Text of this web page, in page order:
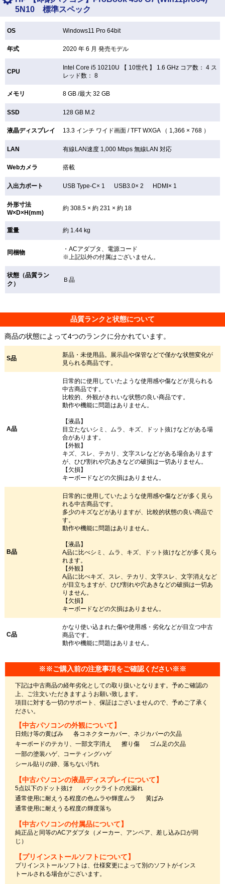
5N10 標準スペック
OS Windows11 Pro 64bit
年式 2020 年 6 月 発売モデル
CPU
Intel Core i5 10210U 【 10世代 】 1.6 GHz コア数： 4 ス
レッド数： 8
メモリ 8 GB /最大 32 GB
SSD 128 GB M.2
液晶ディスプレイ 13.3 インチ ワイド画面 /TFTWXGA （ 1,366 × 768 ）
LAN 有線LAN速度 1,000 Mbps 無線LAN対応
Webカメラ 搭載
入出力ポート USB Type-C× 1 USB3.0× 2 HDMI× 1
外形寸法
W×D×H(mm)
約 308.5 × 約 231 × 約 18
重量 約 1.44 kg
同梱物
・ACアダプタ、電源コード
※上記以外の付属はございません。
状態（品質ラン
ク）
Ｂ品
品質ランクと状態について
商品の状態によって4つのランクに分かれています。
S品
新品・未使用品。展示品や保管などで僅かな状態変化が
見られる商品です。
A品
日常的に使用していたような使用感や傷などが見られる
中古商品です。
比較的、外観がきれいな状態の良い商品です。
動作や機能に問題はありません。
【液晶】
目立たないシミ、ムラ、キズ、ドット抜けなどがある場
合があります。
【外観】
キズ、スレ、テカリ、文字スレなどがある場合あります
が、ひび割れや穴あきなどの破損は一切ありません。
【欠損】
キーボードなどの欠損はありません。
B品
日常的に使用していたような使用感や傷などが多く見ら
れる中古商品です。
多少のキズなどがありますが、比較的状態の良い商品で
す。
動作や機能に問題はありません。
【液晶】
A品に比べシミ、ムラ、キズ、ドット抜けなどが多く見ら
れます。
【外観】
A品に比べキズ、スレ、テカリ、文字スレ、文字消えなど
が目立ちますが、ひび割れや穴あきなどの破損は一切あ
りません。
【欠損】
キーボードなどの欠損はありません。
C品
かなり使い込まれた傷や使用感・劣化などが目立つ中古
商品です。
動作や機能に問題はありません。
※※ご購入前の注意事項をご確認ください※※
下記は中古商品の経年劣化としての取り扱いとなります。予めご確認の
上、ご注文いただきますようお願い致します。
項目に対する一切のサポート、保証はございませんので、予めご了承く
ださい。
【中古パソコンの外観について】
日焼け等の黄ばみ
各コネクターカバー、ネジカバーの欠品
キーボードのテカリ、一部文字消え
擦り傷
ゴム足の欠品
一部の塗装ハゲ、コーティングハゲ
シール貼りの跡、落ちない汚れ
【中古パソコンの液晶ディスプレイについて】
5点以下のドット抜け
バックライトの光漏れ
通常使用に耐えうる程度の色ムラや輝度ムラ
黄ばみ
通常使用に耐えうる程度の輝度落ち
【中古パソコンの付属品について】
純正品と同等のACアダプタ（メーカー、アンペア、差し込み口が同
じ）
【プリインストールソフトについて】
プリインストールソフトは、仕様変更によって別のソフトがインス
トールされる場合がございます。